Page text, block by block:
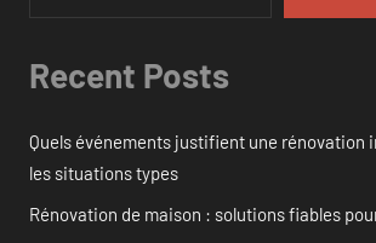
Recent Posts
Quels événements justifient une rénovation
les situations types
Rénovation de maison : solutions fiables